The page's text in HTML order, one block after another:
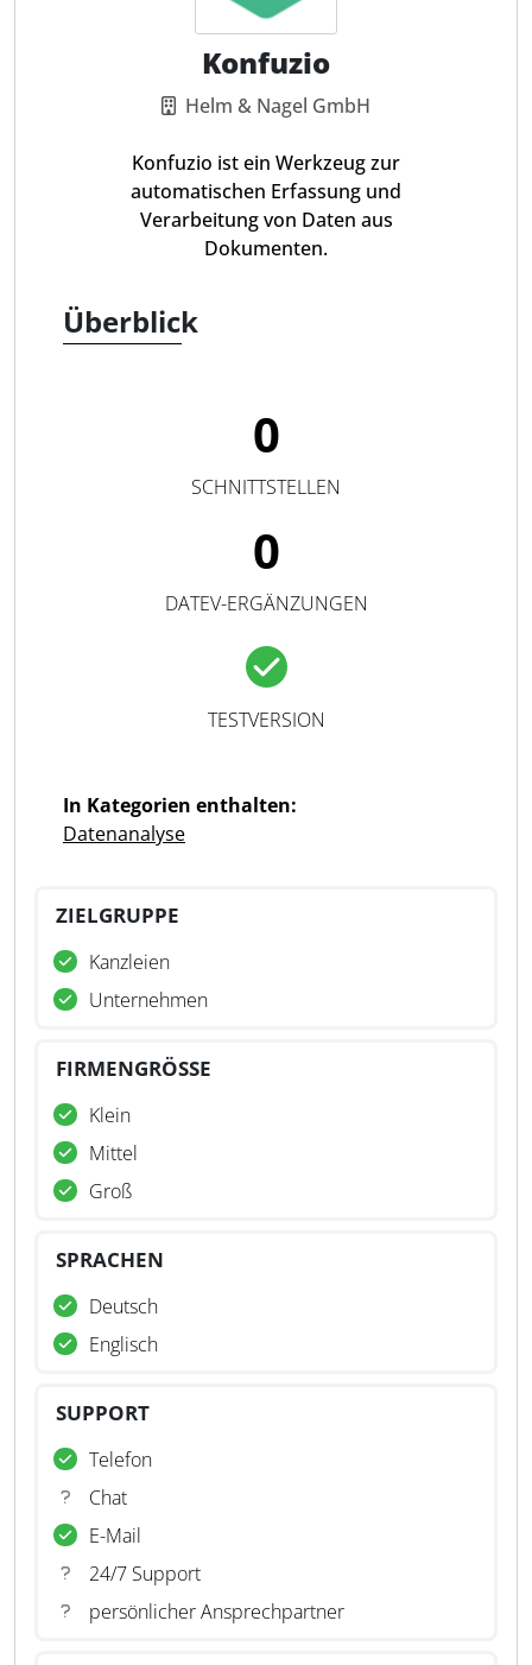
Konfuzio
Helm & Nagel GmbH
Konfuzio ist ein Werkzeug zur
automatischen Erfassung und
Verarbeitung von Daten aus
Dokumenten.
Überblick
0
SCHNITTSTELLEN
0
DATEV-ERGÄNZUNGEN
TESTVERSION
In Kategorien enthalten:
Datenanalyse
ZIELGRUPPE
Kanzleien
Unternehmen
FIRMENGRÖSSE
Klein
Mittel
Groß
SPRACHEN
Deutsch
Englisch
SUPPORT
Telefon
Chat
E-Mail
24/7 Support
persönlicher Ansprechpartner